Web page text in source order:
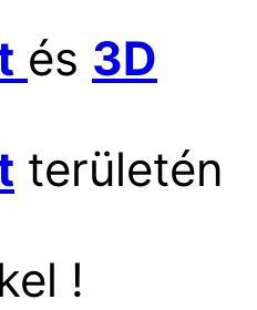
és 3D
területén
!